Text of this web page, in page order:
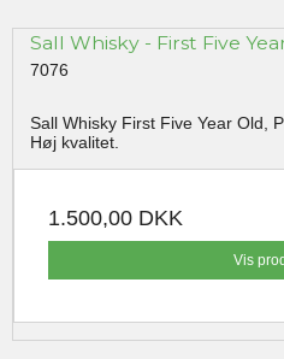
Sall Whisky - First Five
7076
Sall Whisky First Five Year Old,
Høj kvalitet.
1.500,00 DKK
Vis